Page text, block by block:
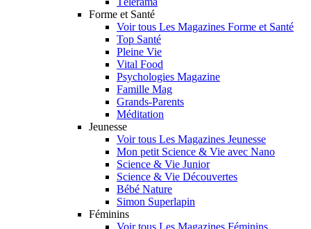
Forme et Santé
Voir tous Les Magazines Forme et Santé
Top Santé
Pleine Vie
Vital Food
Psychologies Magazine
Famille Mag
Grands-Parents
Méditation
Jeunesse
Voir tous Les Magazines Jeunesse
Mon petit Science & Vie avec Nano
Science & Vie Junior
Science & Vie Découvertes
Bébé Nature
Simon Superlapin
Féminins
Voir tous Les Magazines Féminins